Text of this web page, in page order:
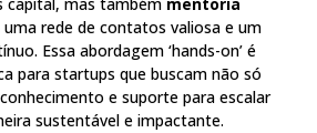
capital, mas também mentoria
uma rede de contatos valiosa e um
Essa abordagem ‘hands-on’ é
para startups que buscam não só
e suporte para escalar
sustentável e impactante.